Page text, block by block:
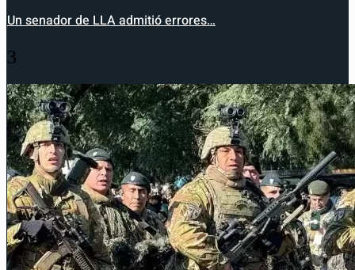
Un senador de LLA admitió errores…
3